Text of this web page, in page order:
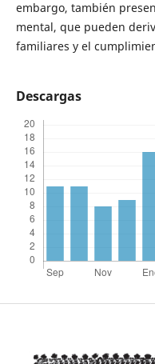
embargo, también
mental, que pueden
familiares y el
Descargas